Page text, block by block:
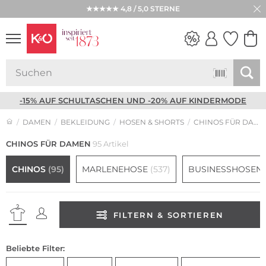
★★★★★ 4,8 / 5,0 STERNE
-15% AUF SCHULTASCHEN UND -20% AUF KINDERMODE
DAMEN BEKLEIDUNG HOSEN & SHORTS CHINOS FÜR DAMEN
CHINOS FÜR DAMEN 95 Artikel
CHINOS (95) MARLENEHOSE (537) BUSINESSHOSEN
FILTERN & SORTIEREN
Beliebte Filter: